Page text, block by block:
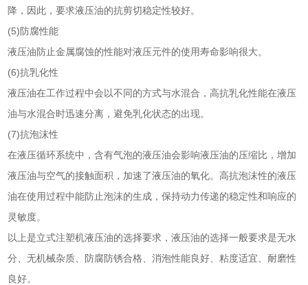
降，因此，要求液压油的抗剪切稳定性较好。
(5)防腐性能
液压油防止金属腐蚀的性能对液压元件的使用寿命影响很大。
(6)抗乳化性
液压油在工作过程中会以不同的方式与水混合，高抗乳化性能在液压
油与水混合时迅速分离，避免乳化状态的出现。
(7)抗泡沫性
在液压循环系统中，含有气泡的液压油会影响液压油的压缩比，增加
液压油与空气的接触面积，加速了液压油的氧化。高抗泡沫性的液压
油在使用过程中能防止泡沫的生成，保持动力传递的稳定性和响应的
灵敏度。
以上是立式注塑机液压油的选择要求，液压油的选择一般要求是无水
分、无机械杂质、防腐防锈合格、消泡性能良好、粘度适宜、耐磨性
良好。